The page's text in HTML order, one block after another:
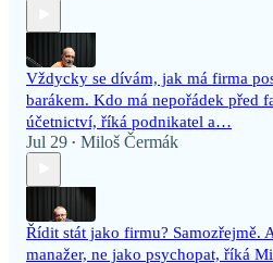
Vždycky se dívám, jak má firma
barákem. Kdo má nepořádek před
účetnictví, říká podnikatel a…
Jul 29 • Miloš Čermák
Řídit stát jako firmu? Samozřejmě.
manažer, ne jako psychopat, říká